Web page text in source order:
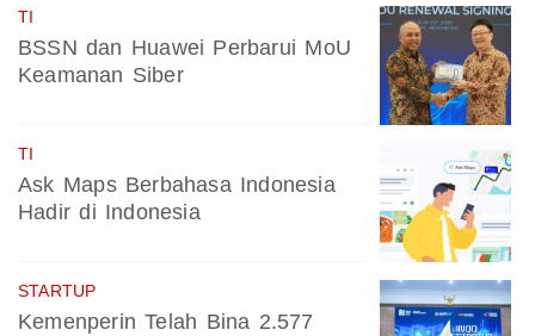
TI
BSSN dan Huawei Perbarui MoU
Keamanan Siber
TI
Ask Maps Berbahasa Indonesia
Hadir di Indonesia
STARTUP
Kemenperin Telah Bina 2.577